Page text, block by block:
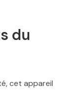
du
cet appareil